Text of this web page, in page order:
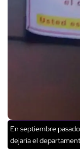
En septiembre
dejaría el